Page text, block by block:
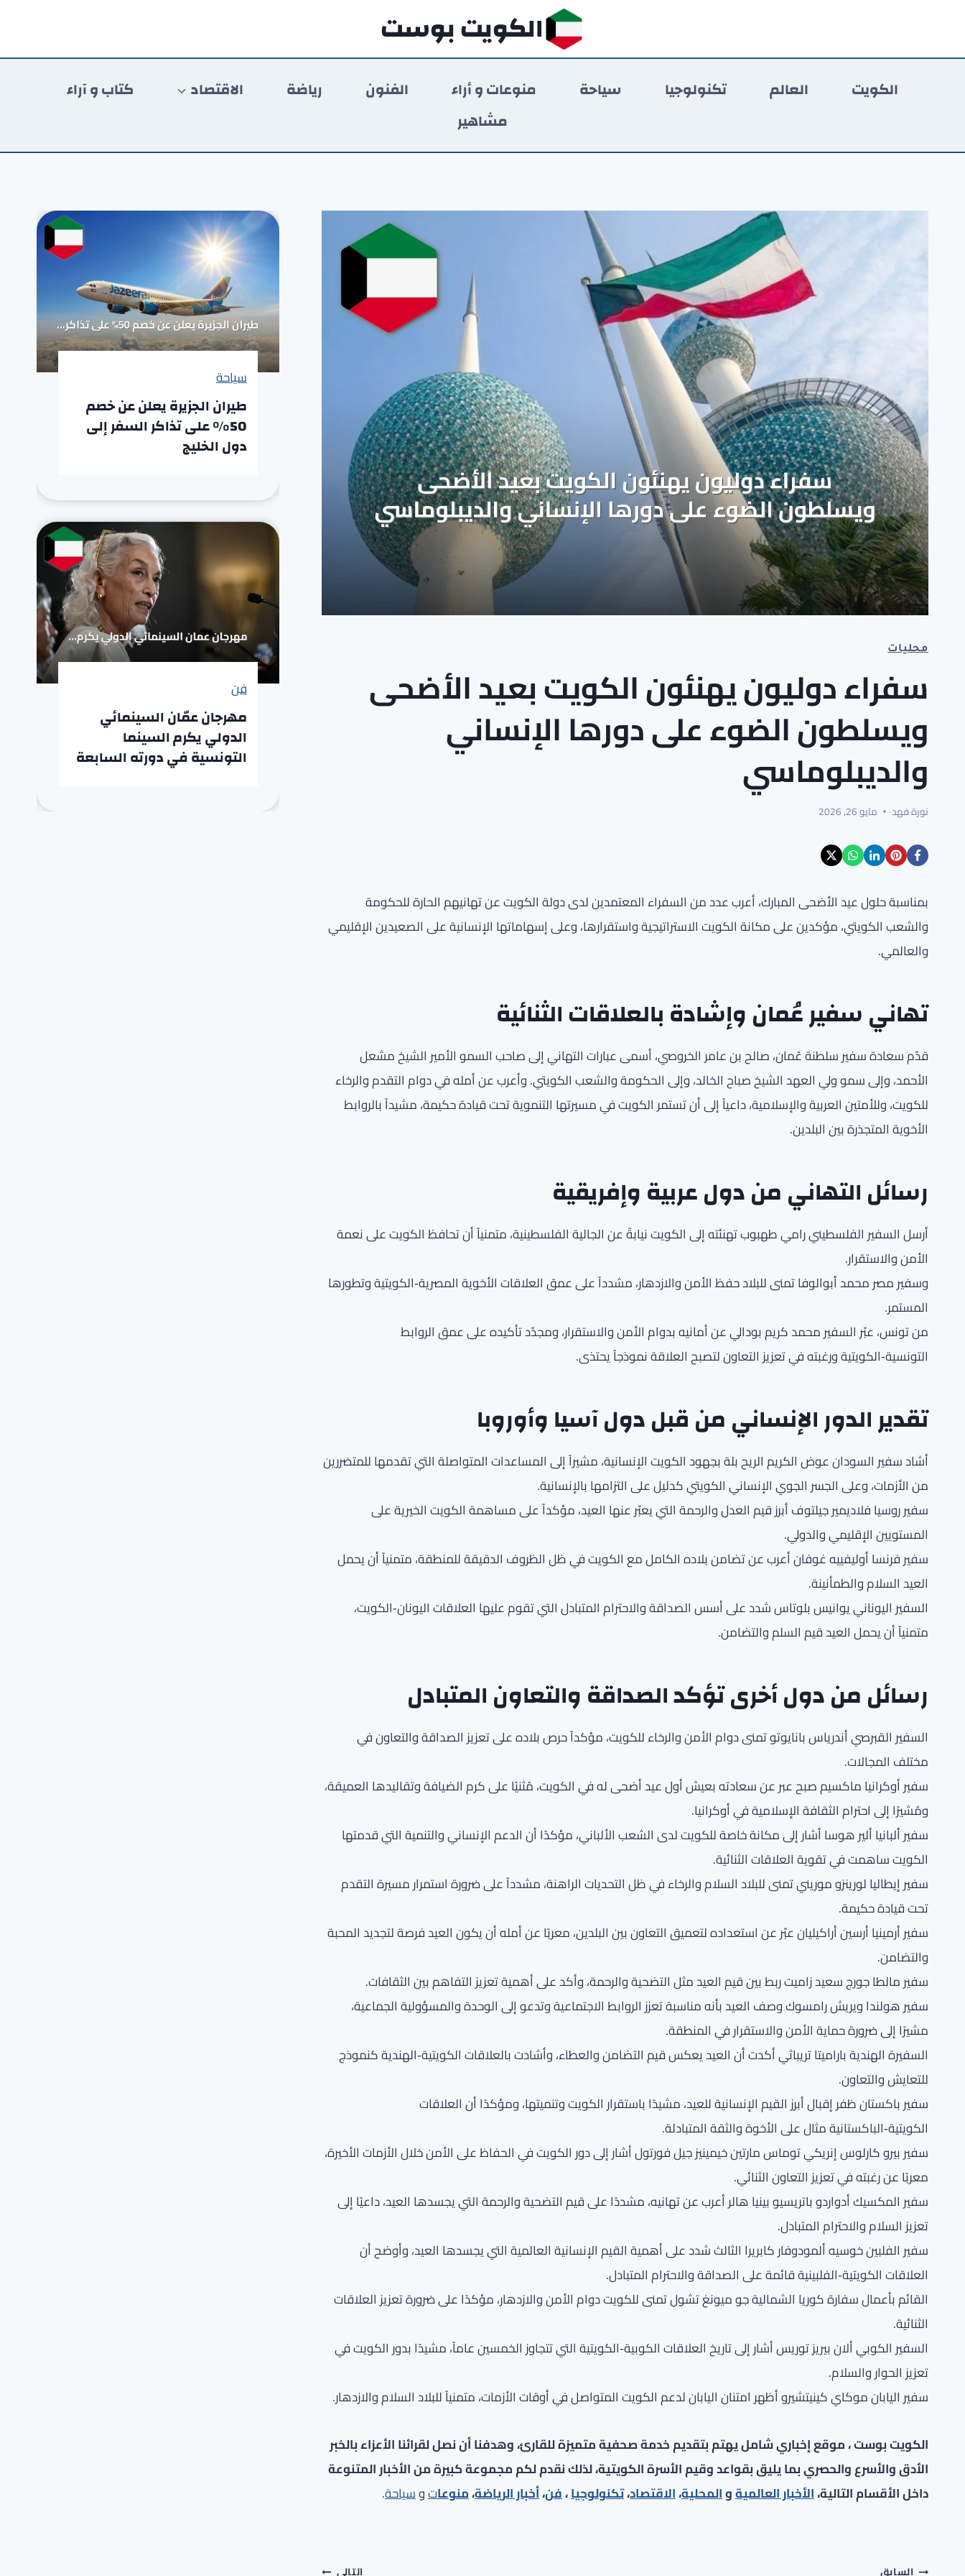
المحتوى
الكويت بوست
الكويت العالم تكنولوجيا سياحة منوعات و أراء الفنون رياضة الاقتصاد
كتاب و آراء
مشاهير
محليات
سفراء دوليون يهنئون الكويت بعيد الأضحى
ويسلطون الضوء على دورها الإنساني
والديبلوماسي
نورة فهد مايو 26, 2026
بمناسبة حلول عيد الأضحى المبارك، أعرب عدد من السفراء المعتمدين لدى دولة الكويت عن تهانيهم الحارة للحكومة
والشعب الكويتي، مؤكدين على مكانة الكويت الاستراتيجية واستقرارها، وعلى إسهاماتها الإنسانية على الصعيدين الإقليمي
والعالمي.
تهاني سفير عُمان وإشادة بالعلاقات الثنائية
قدّم سعادة سفير سلطنة عُمان، صالح بن عامر الخروصي، أسمى عبارات التهاني إلى صاحب السمو الأمير الشيخ مشعل
الأحمد، وإلى سمو ولي العهد الشيخ صباح الخالد، وإلى الحكومة والشعب الكويتي. وأعرب عن أمله في دوام التقدم والرخاء
للكويت، وللأمتين العربية والإسلامية، داعياً إلى أن تستمر الكويت في مسيرتها التنموية تحت قيادة حكيمة، مشيداً بالروابط
الأخوية المتجذرة بين البلدين.
رسائل التهاني من دول عربية وإفريقية
أرسل السفير الفلسطيني رامي طهبوب تهنئته إلى الكويت نيابةً عن الجالية الفلسطينية، متمنياً أن تحافظ الكويت على نعمة
الأمن والاستقرار.
وسفير مصر محمد أبوالوفا تمنى للبلاد حفظ الأمن والازدهار، مشدداً على عمق العلاقات الأخوية المصرية‑الكويتية وتطورها
المستمر.
من تونس، عبّر السفير محمد كريم بودالي عن أمانيه بدوام الأمن والاستقرار، ومجدّد تأكيده على عمق الروابط
التونسية‑الكويتية ورغبته في تعزيز التعاون لتصبح العلاقة نموذجاً يحتذى.
تقدير الدور الإنساني من قبل دول آسيا وأوروبا
أشاد سفير السودان عوض الكريم الريح بلة بجهود الكويت الإنسانية، مشيراً إلى المساعدات المتواصلة التي تقدمها للمتضررين
من الأزمات، وعلى الجسر الجوي الإنساني الكويتي كدليل على التزامها بالإنسانية.
سفير روسيا فلاديمير جيلتوف أبرز قيم العدل والرحمة التي يعبّر عنها العيد، مؤكداً على مساهمة الكويت الخيرية على
المستويين الإقليمي والدولي.
سفير فرنسا أوليفييه غوفان أعرب عن تضامن بلاده الكامل مع الكويت في ظل الظروف الدقيقة للمنطقة، متمنياً أن يحمل
العيد السلام والطمأنينة.
السفير اليوناني يوانيس بلوتاس شدد على أسس الصداقة والاحترام المتبادل التي تقوم عليها العلاقات اليونان‑الكويت،
متمنياً أن يحمل العيد قيم السلم والتضامن.
رسائل من دول أخرى تؤكد الصداقة والتعاون المتبادل
السفير القبرصي أندرياس بانايوتو تمنى دوام الأمن والرخاء للكويت، مؤكداً حرص بلاده على تعزيز الصداقة والتعاون في
مختلف المجالات.
سفير أوكرانيا ماكسيم صبح عبر عن سعادته بعيش أول عيد أضحى له في الكويت، مُثنيًا على كرم الضيافة وتقاليدها العميقة،
ومُشيرًا إلى احترام الثقافة الإسلامية في أوكرانيا.
سفير ألبانيا ألير هوسا أشار إلى مكانة خاصة للكويت لدى الشعب الألباني، مؤكدًا أن الدعم الإنساني والتنمية التي قدمتها
الكويت ساهمت في تقوية العلاقات الثنائية.
سفير إيطاليا لورينزو موريني تمنى للبلاد السلام والرخاء في ظل التحديات الراهنة، مشدداً على ضرورة استمرار مسيرة التقدم
تحت قيادة حكيمة.
سفير أرمينيا أرسين أراكيليان عبّر عن استعداده لتعميق التعاون بين البلدين، معربًا عن أمله أن يكون العيد فرصة لتجديد المحبة
والتضامن.
سفير مالطا جورج سعيد زاميت ربط بين قيم العيد مثل التضحية والرحمة، وأكد على أهمية تعزيز التفاهم بين الثقافات.
سفير هولندا ويريش رامسوك وصف العيد بأنه مناسبة تعزز الروابط الاجتماعية وتدعو إلى الوحدة والمسؤولية الجماعية،
مشيرًا إلى ضرورة حماية الأمن والاستقرار في المنطقة.
السفيرة الهندية باراميتا تريباثي أكدت أن العيد يعكس قيم التضامن والعطاء، وأشادت بالعلاقات الكويتية‑الهندية كنموذج
للتعايش والتعاون.
سفير باكستان ظفر إقبال أبرز القيم الإنسانية للعيد، مشيدًا باستقرار الكويت وتنميتها، ومؤكدًا أن العلاقات
الكويتية‑الباكستانية مثال على الأخوة والثقة المتبادلة.
سفير بيرو كارلوس إنريكي توماس مارتين خيمينيز جيل فورتول أشار إلى دور الكويت في الحفاظ على الأمن خلال الأزمات الأخيرة،
معربًا عن رغبته في تعزيز التعاون الثنائي.
سفير المكسيك أدواردو باتريسيو بينيا هالر أعرب عن تهانيه، مشددًا على قيم التضحية والرحمة التي يجسدها العيد، داعيًا إلى
تعزيز السلام والاحترام المتبادل.
سفير الفلبين خوسيه ألمودوفار كابريرا الثالث شدد على أهمية القيم الإنسانية العالمية التي يجسدها العيد، وأوضح أن
العلاقات الكويتية‑الفلبينية قائمة على الصداقة والاحترام المتبادل.
القائم بأعمال سفارة كوريا الشمالية جو ميونغ تشول تمنى للكويت دوام الأمن والازدهار، مؤكدًا على ضرورة تعزيز العلاقات
الثنائية.
السفير الكوبي ألان بيريز توريس أشار إلى تاريخ العلاقات الكوبية‑الكويتية التي تتجاوز الخمسين عاماً، مشيدًا بدور الكويت في
تعزيز الحوار والسلام.
سفير اليابان موكاي كينيتشيرو أظهر امتنان اليابان لدعم الكويت المتواصل في أوقات الأزمات، متمنياً للبلاد السلام والازدهار.
الكويت بوست ، موقع إخباري شامل يهتم بتقديم خدمة صحفية متميزة للقارئ، وهدفنا أن نصل لقرائنا الأعزاء بالخبر
الأدق والأسرع والحصري بما يليق بقواعد وقيم الأسرة الكويتية، لذلك نقدم لكم مجموعة كبيرة من الأخبار المتنوعة
داخل الأقسام التالية،الأخبار العالميةوالمحلية،الاقتصاد،تكنولوجيا،فن،أخبار الرياضة،منوعاتوسياحة.
السابق التالي
سياحة
طيران الجزيرة يعلن عن خصم
50% على تذاكر السفر إلى
دول الخليج
فن
مهرجان عمّان السينمائي
الدولي يكرم السينما
التونسية في دورته السابعة